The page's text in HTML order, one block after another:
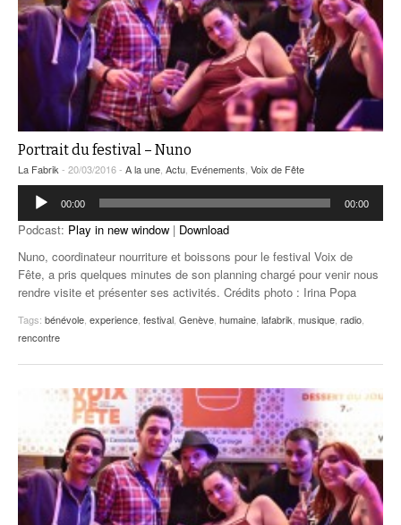
Portrait du festival – Nuno
La Fabrik - 20/03/2016 - A la une Actu Evénements Voix de Fête
Lecteur
audio
00:00 00:00
Podcast: Play in new window | Download
Nuno, coordinateur nourriture et boissons pour le festival Voix de
Fête, a pris quelques minutes de son planning chargé pour venir nous
rendre visite et présenter ses activités. Crédits photo : Irina Popa
Tags: bénévole experience festival Genève humaine lafabrik musique radio
rencontre